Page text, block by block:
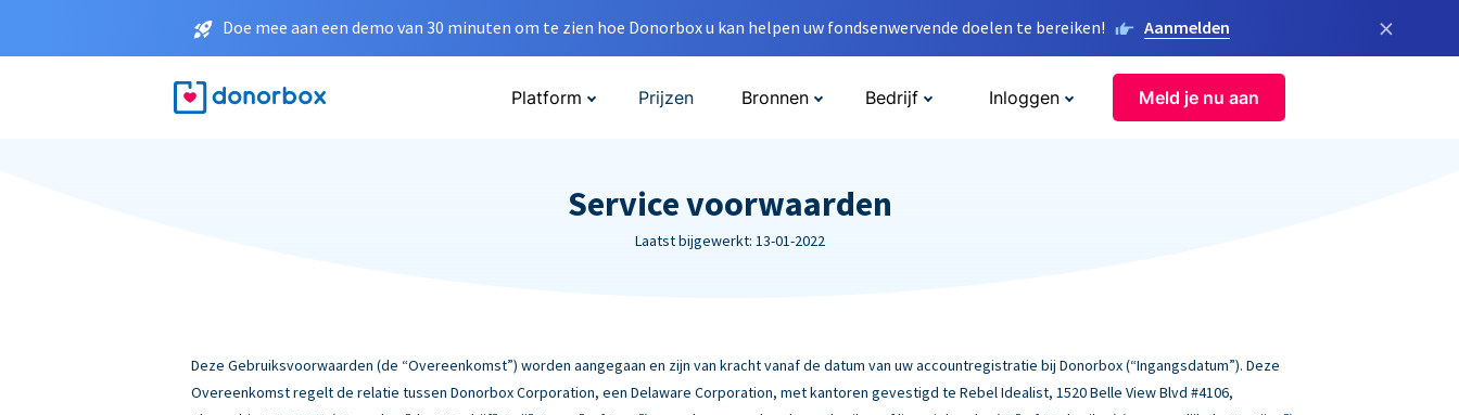
Doe mee aan een demo van 30 minuten om te zien hoe Donorbox u kan helpen uw fondsenwervende doelen te bereiken! Aanmelden ×
Platform Prijzen Bronnen Bedrijf Inloggen Meld je nu aan
Service voorwaarden
Laatst bijgewerkt: 13-01-2022
Deze Gebruiksvoorwaarden (de “Overeenkomst”) worden aangegaan en zijn van kracht vanaf de datum van uw accountregistratie bij Donorbox (“Ingangsdatum”). Deze
Overeenkomst regelt de relatie tussen Donorbox Corporation, een Delaware Corporation, met kantoren gevestigd te Rebel Idealist, 1520 Belle View Blvd #4106,